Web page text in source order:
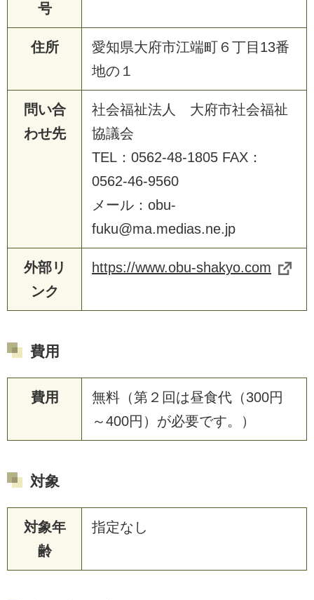
号
住所
愛知県大府市江端町６丁目13番
地の１
問い合
わせ先
社会福祉法人 大府市社会福祉
協議会
TEL：0562-48-1805 FAX：
0562-46-9560
メール：obu-
fuku@ma.medias.ne.jp
外部リ
ンク
https://www.obu-shakyo.com
費用
費用
無料（第２回は昼食代（300円
～400円）が必要です。）
対象
対象年
齢
指定なし